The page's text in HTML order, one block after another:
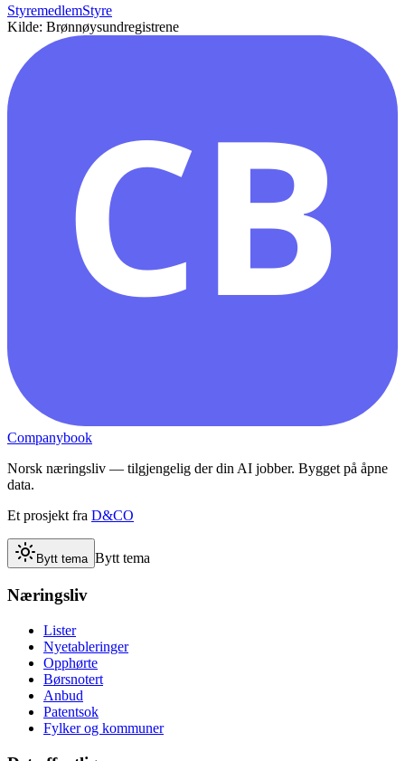
StyremedlemStyre
Kilde: Brønnøysundregistrene
CB
Companybook
Norsk næringsliv — tilgjengelig der din AI jobber. Bygget på åpne
data.
Et prosjekt fra D&CO
Bytt tema Bytt tema
Næringsliv
Lister
Nyetableringer
Opphørte
Børsnotert
Anbud
Patentsok
Fylker og kommuner